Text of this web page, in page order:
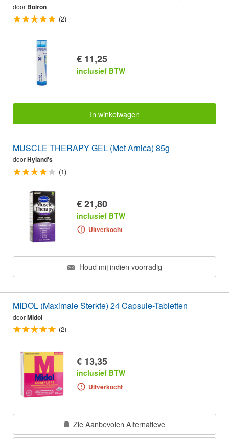
door Boiron
(2)
€ 11,25
inclusief BTW
In winkelwagen
MUSCLE THERAPY GEL (Met Arnica) 85g
doorHyland's
(1)
€ 21,80
inclusief BTW
Uitverkocht
Houd mij indien voorradig
MIDOL (Maximale Sterkte) 24 Capsule-Tabletten
doorMidol
(2)
€ 13,35
inclusief BTW
Uitverkocht
Zie Aanbevolen Alternatieve